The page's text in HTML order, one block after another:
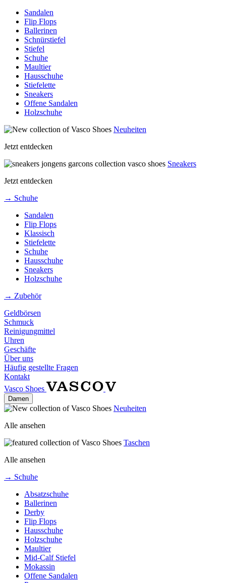
Sandalen
Flip Flops
Ballerinen
Schnürstiefel
Stiefel
Schuhe
Maultier
Hausschuhe
Stiefelette
Sneakers
Offene Sandalen
Holzschuhe
Neuheiten
Jetzt entdecken
Sneakers
Jetzt entdecken
→ Schuhe
Sandalen
Flip Flops
Klassisch
Stiefelette
Schuhe
Hausschuhe
Sneakers
Holzschuhe
→ Zubehör
Geldbörsen
Schmuck
Reinigungmittel
Uhren
Geschäfte
Über uns
Häufig gestellte Fragen
Kontakt
Vasco Shoes
Damen
Neuheiten
Alle ansehen
Taschen
Alle ansehen
→ Schuhe
Absatzschuhe
Ballerinen
Derby
Flip Flops
Hausschuhe
Holzschuhe
Maultier
Mid-Calf Stiefel
Mokassin
Offene Sandalen